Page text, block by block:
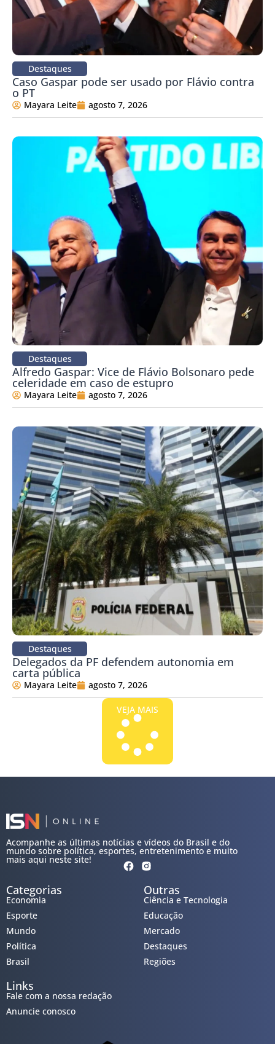
Destaques
Caso Gaspar pode ser usado por Flávio contra
o PT
Mayara Leite agosto 7, 2026
Destaques
Alfredo Gaspar: Vice de Flávio Bolsonaro pede
celeridade em caso de estupro
Mayara Leite agosto 7, 2026
Destaques
Delegados da PF defendem autonomia em
carta pública
Mayara Leite agosto 7, 2026
VEJA MAIS
Acompanhe as últimas notícias e vídeos do Brasil e do
mundo sobre política, esportes, entretenimento e muito
mais aqui neste site!
Categorias
Economia
Esporte
Mundo
Política
Brasil
Outras
Ciência e Tecnologia
Educação
Mercado
Destaques
Regiões
Links
Fale com a nossa redação
Anuncie conosco